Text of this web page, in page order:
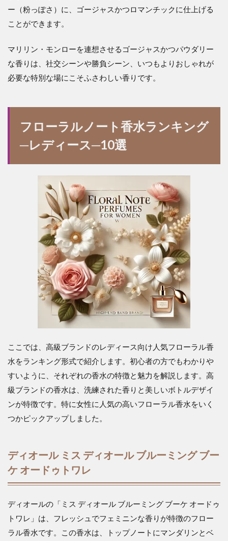
ー（粉っぽさ）に、ゴージャスかつロマンチックに仕上げる
ことができます。
マリリン・モンローを連想させるゴージャスかつパウダリー
な香りは、社交シーンや勝負シーン、いつもよりおしゃれが
必要な特別な場にこそふさわしい香りです。
フローラルノート香水ランキング
─レディース─10選
ここでは、高級ブランドのレディース向け人気フローラル香
水をランキング形式で紹介します。初心者の方でもわかりや
すいように、それぞれの香水の特徴と魅力を解説します。高
級ブランドの香水は、洗練された香りと美しいボトルデザイ
ンが特徴です。特に女性に人気の高いフローラル香水をいく
つかピックアップしました。
ディオール ミス ディオール ブルーミング ブー
ケ オードゥトワレ
ディオールの「ミス ディオール ブルーミング ブーケ オードゥ
トワレ」は、フレッシュでフェミニンな香りが特徴のフロー
ラル香水です。この香水は、トップノートにマンダリンとベ